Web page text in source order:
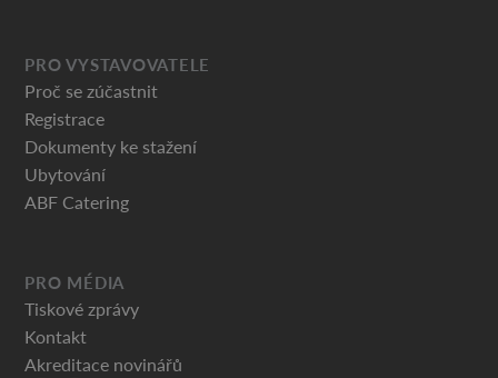
PRO VYSTAVOVATELE
Proč se zúčastnit
Registrace
Dokumenty ke stažení
Ubytování
ABF Catering
PRO MÉDIA
Tiskové zprávy
Kontakt
Akreditace novinářů